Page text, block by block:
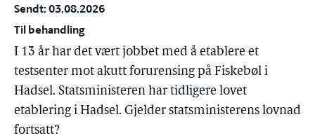
Sendt: 03.08.2026
Til behandling
I 13 år har det vært jobbet med å etablere et
testsenter mot akutt forurensing på Fiskebøl i
Hadsel. Statsministeren har tidligere lovet
etablering i Hadsel. Gjelder statsministerens lovnad
fortsatt?